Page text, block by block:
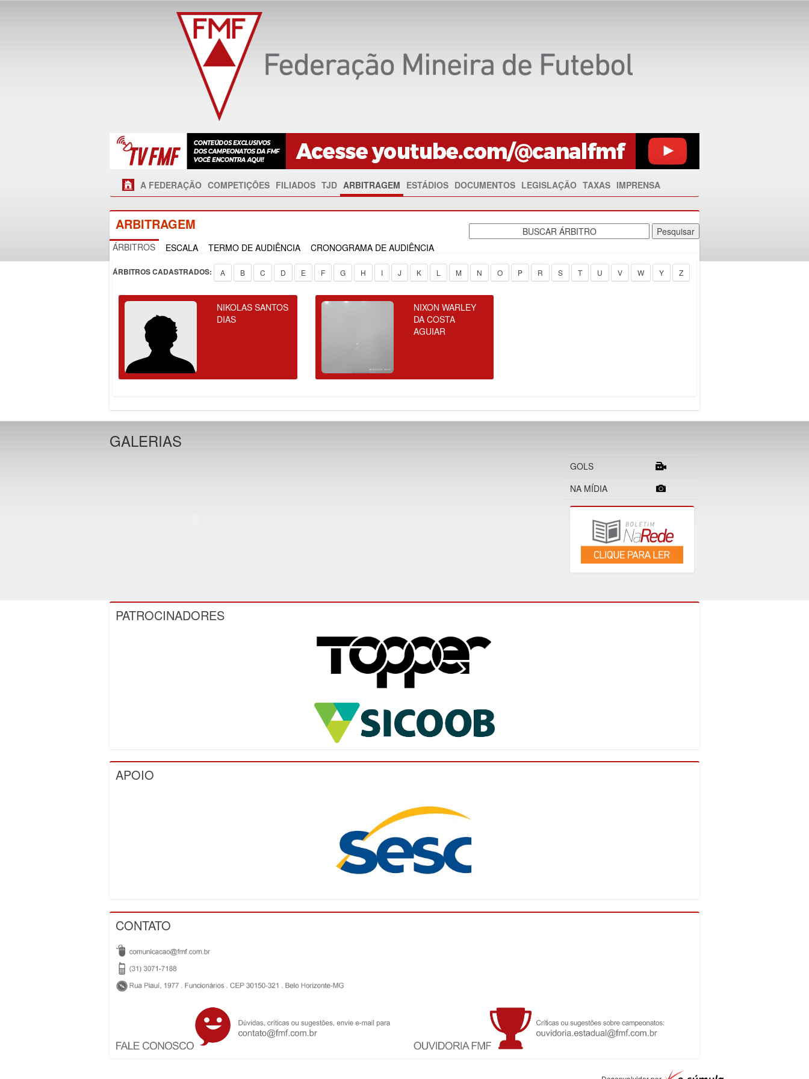
A FEDERAÇÃO COMPETIÇÕES FILIADOS TJD ARBITRAGEM ESTÁDIOS DOCUMENTOS LEGISLAÇÃO TAXAS IMPRENSA
ARBITRAGEM
ÁRBITROS ESCALA TERMO DE AUDIÊNCIA CRONOGRAMA DE AUDIÊNCIA
ÁRBITROS CADASTRADOS: A B C D E F G H I J K L M N O P R S T U V W Y Z
NIKOLAS SANTOS
DIAS
NIXON WARLEY
DA COSTA
AGUIAR
GALERIAS
GOLS
NA MÍDIA
PATROCINADORES
APOIO
CONTATO